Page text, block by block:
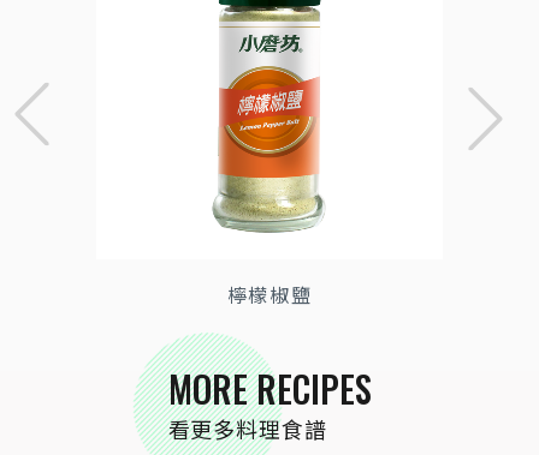
檸檬椒鹽
MORE RECIPES
看更多料理食譜